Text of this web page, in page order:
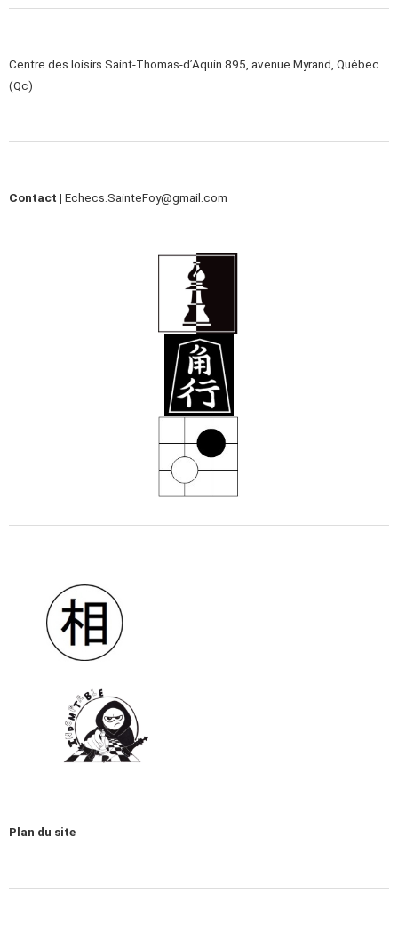
Centre des loisirs Saint-Thomas-d’Aquin 895, avenue Myrand, Québec
(Qc)
Contact | Echecs.SainteFoy@gmail.com
Plan du site